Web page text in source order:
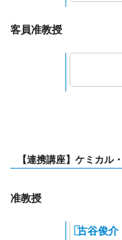
客員准教授
【連携講座】ケミカル
准教授
古谷俊介